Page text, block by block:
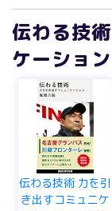
伝わる技
ケーショ
伝わる技術 力を引
き出すコミュニケ